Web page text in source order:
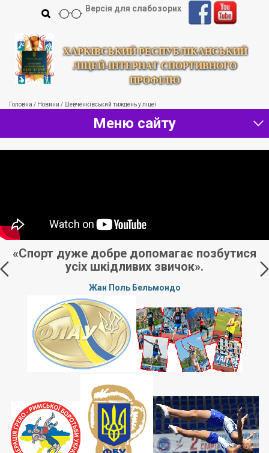
ХАРКІВСЬКИЙ РЕСПУБЛІКАНСЬКИЙ
ЛІЦЕЙ-ІНТЕРНАТ СПОРТИВНОГО
ПРОФІЛЮ
Версія для слабозорих
Головна / Новини / Шевченківський тиждень у ліцеї
Меню сайту
«Спорт дуже добре допомагає позбутися
усіх шкідливих звичок».
Жан Поль Бельмондо